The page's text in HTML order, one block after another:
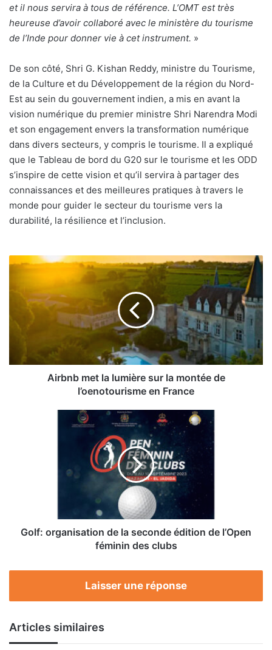
et il nous servira à tous de référence. L’OMT est très
heureuse d’avoir collaboré avec le ministère du tourisme
de l’Inde pour donner vie à cet instrument. »
De son côté, Shri G. Kishan Reddy, ministre du Tourisme,
de la Culture et du Développement de la région du Nord-
Est au sein du gouvernement indien, a mis en avant la
vision numérique du premier ministre Shri Narendra Modi
et son engagement envers la transformation numérique
dans divers secteurs, y compris le tourisme. Il a expliqué
que le Tableau de bord du G20 sur le tourisme et les ODD
s’inspire de cette vision et qu’il servira à partager des
connaissances et des meilleures pratiques à travers le
monde pour guider le secteur du tourisme vers la
durabilité, la résilience et l’inclusion.
Airbnb
lumière
l’oenotourisme
Airbnb met la lumière sur la montée de
l’oenotourisme en France
desGolf: organisation de la seconde édition de l’Open
féminin des clubs
Laisser une réponse
Articles similaires